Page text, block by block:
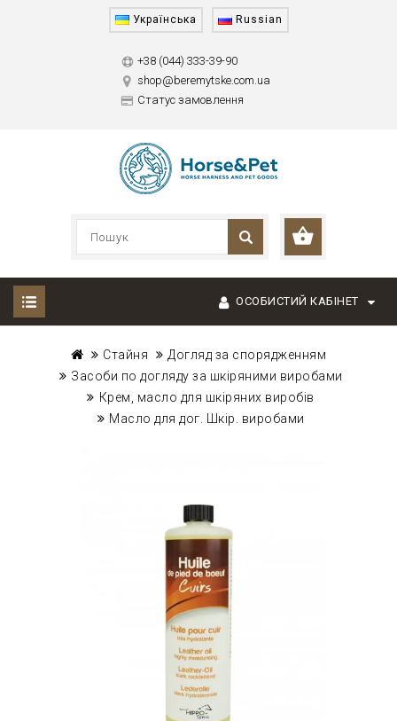
Українська Russian
+38 (044) 333-39-90
shop@beremytske.com.ua
Статус замовлення
ОСОБИСТИЙ КАБІНЕТ
Стайня
Догляд за спорядженням
Засоби по догляду за шкіряними виробами
Крем, масло для шкіряних виробів
Масло для дог. Шкір. виробами